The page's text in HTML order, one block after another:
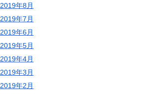
2019年8月
2019年7月
2019年6月
2019年5月
2019年4月
2019年3月
2019年2月